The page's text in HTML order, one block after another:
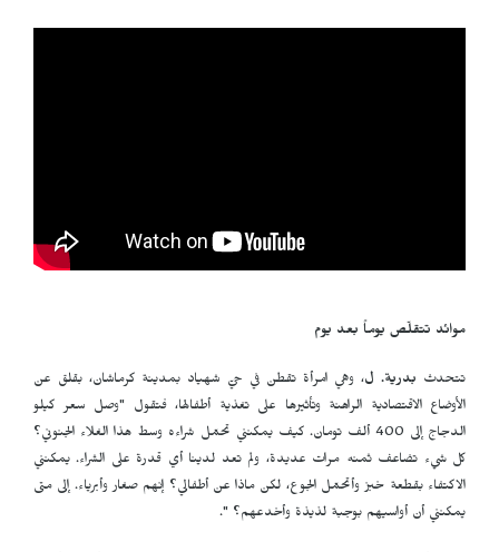
موائد تتقلّص يوماً بعد يوم
تتحدث بدرية. ل، وهي امرأة تقطن في حيّ شهیاد بمدينة كرماشان، بقلق عن
الأوضاع الاقتصادية الراهنة وتأثيرها على تغذية أطفالها، فتقول "وصل سعر كيلو
الدجاج إلى 400 ألف تومان. كيف يمكنني تحمّل شراءه وسط هذا الغلاء الجنوني؟
كل شيء تضاعف ثمنه مرات عديدة، ولم تعد لدينا أي قدرة على الشراء. يمكنني
الاكتفاء بقطعة خبز وأتحمّل الجوع، لكن ماذا عن أطفالي؟ إنهم صغار وأبرياء. إلى متى
يمكنني أن أواسيهم بوجبة لذيذة وأخدعهم؟ ".